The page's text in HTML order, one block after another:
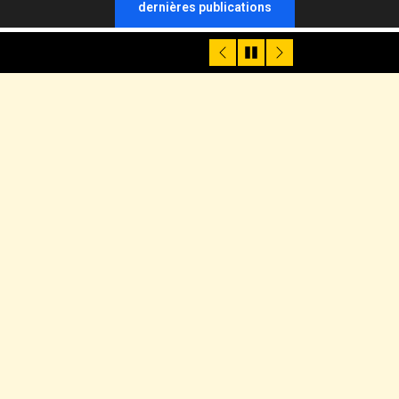
dernières publications